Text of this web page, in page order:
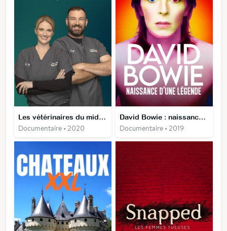
Les vétérinaires du midwest
Documentaire • 2020
David Bowie : naissance d'une légende
Documentaire • 2019